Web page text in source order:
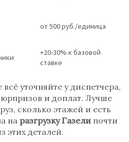
от 500 руб./единица
+20-30% к базовой
ставке
уточняйте у диспетчера,
и доплат. Лучше
сколько этажей и есть
на разгрузку Газели почти
этих деталей.